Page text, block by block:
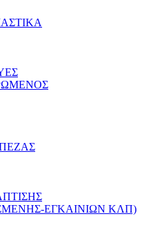
ΕΓΚΑΙΝΙΩΝ ΚΛΠ)